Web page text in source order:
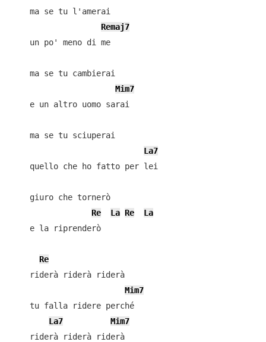
    ma se tu l'amerai
Remaj7
    un po' meno di me
    ma se tu cambierai
Mim7
    e un altro uomo sarai
    ma se tu sciuperai
La7
    quello che ho fatto per lei
    giuro che tornerò
Re
La Re
La
    e la riprenderò
Re
    riderà riderà riderà
Mim7
    tu falla ridere perché
La7
Mim7
    riderà riderà riderà